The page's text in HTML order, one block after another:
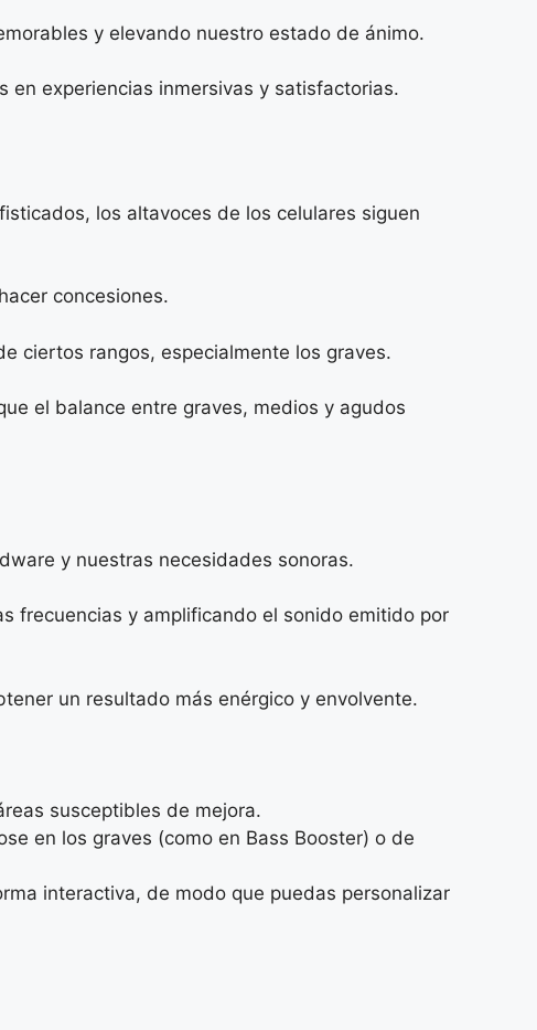
y elevando nuestro estado de ánimo.
experiencias inmersivas y satisfactorias.
los altavoces de los celulares siguen
concesiones.
ciertos rangos, especialmente los graves.
el balance entre graves, medios y agudos
y nuestras necesidades sonoras.
frecuencias y amplificando el sonido emitido por
un resultado más enérgico y envolvente.
susceptibles de mejora.
en los graves (como en Bass Booster) o de
interactiva, de modo que puedas personalizar